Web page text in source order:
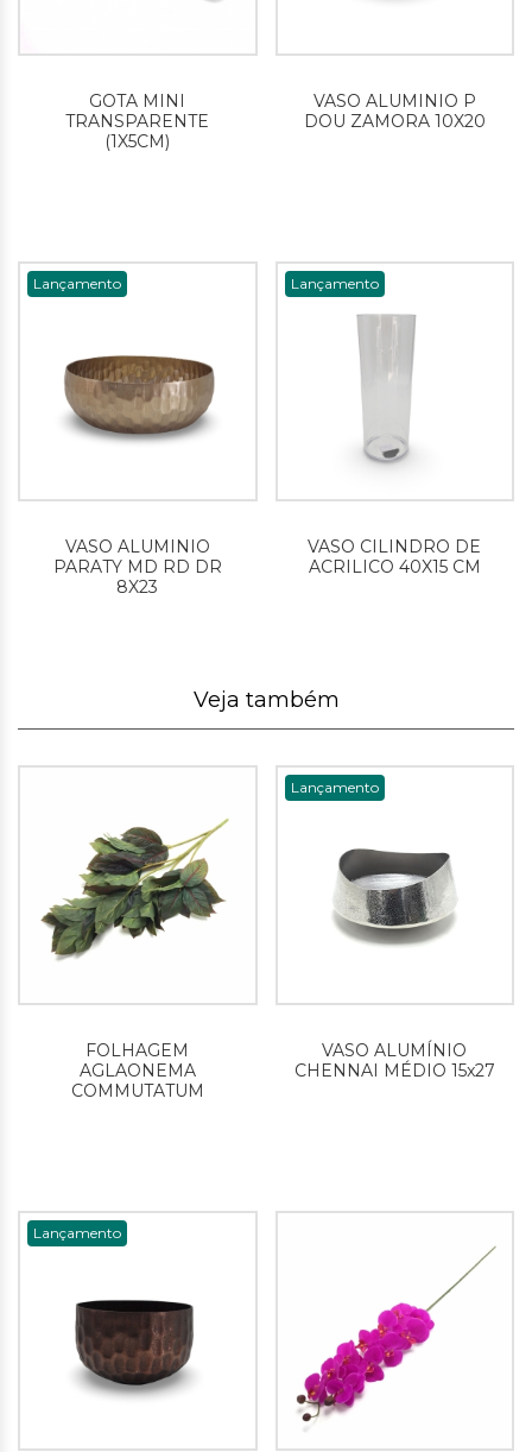
GOTA MINI
TRANSPARENTE
(1X5CM)
VASO ALUMINIO P
DOU ZAMORA 10X20
Lançamento
VASO ALUMINIO
PARATY MD RD DR
8X23
Lançamento
VASO CILINDRO DE
ACRILICO 40X15 CM
Veja também
FOLHAGEM
AGLAONEMA
COMMUTATUM
Lançamento
VASO ALUMÍNIO
CHENNAI MÉDIO 15x27
Lançamento